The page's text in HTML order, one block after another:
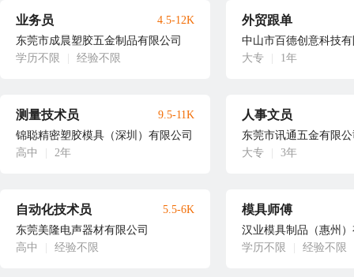
业务员
东莞市成晨塑胶五金制品有限公司
学历不限
经验不限
4.5-12K 外贸跟单
中山市百德创意科技
大专
1年
测量技术员
锦聪精密塑胶模具（深圳）有限公司
高中
2年
9.5-11K 人事文员
东莞市讯通五金有限
大专
3年
自动化技术员
东莞美隆电声器材有限公司
高中
经验不限
5.5-6K 模具师傅
汉业模具制品（惠州
学历不限
经验不限